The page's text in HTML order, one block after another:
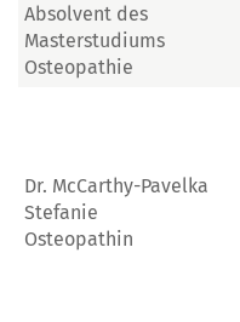
Absolvent des
Masterstudiums
Osteopathie
Dr. McCarthy-Pavelka
Stefanie
Osteopathin